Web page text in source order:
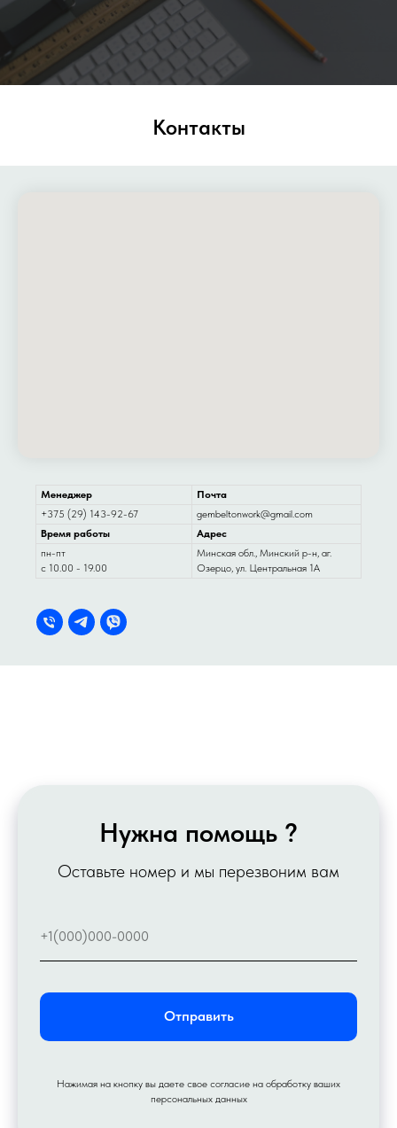
Контакты
Менеджер
Почта
+375 (29) 143-92-67
gembeltonwork@gmail.com
Время работы
Адрес
пн-пт
с 10.00 - 19.00
Минская обл., Минский р-н, аг.
Озерцо, ул. Центральная 1А
Нужна помощь ?
Оставьте номер и мы перезвоним вам
Отправить
Нажимая на кнопку вы даете свое согласие на обработку ваших
персональных данных